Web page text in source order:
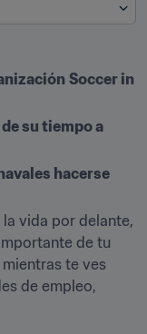
Soccer in
su tiempo a
hacerse
vida por delante,
de tu
te ves
de empleo,